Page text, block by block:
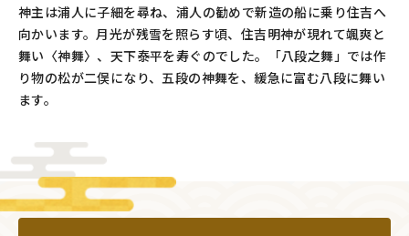
神主は浦人に子細を尋ね、浦人の勧めで新造の船に乗り住吉へ
向かいます。月光が残雪を照らす頃、住吉明神が現れて颯爽と
舞い〈神舞〉、天下泰平を寿ぐのでした。「八段之舞」では作
り物の松が二俣になり、五段の神舞を、緩急に富む八段に舞い
ます。